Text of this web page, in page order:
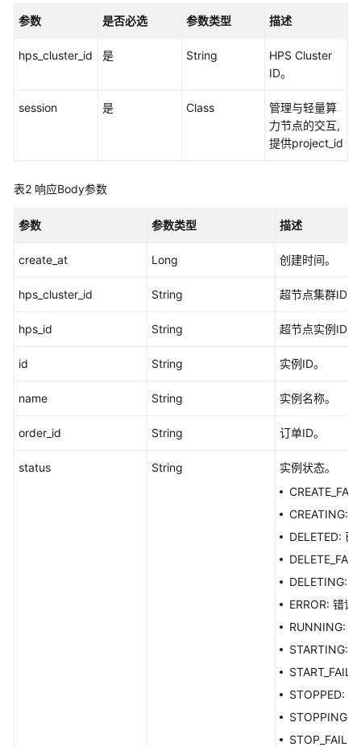
门
数
备
开
型
练
推
型
测
参数 是否必选 参数类型 描述
hps_cluster_id 是 String
HPS Cluster
ID。
session 是 Class
管理与轻量算
力节点的交互,
提供project_id
表2 响应Body参数
参数 参数类型 描述
create_at Long 创建时间。
hps_cluster_id String 超节点集群ID
hps_id String 超节点实例ID
id String 实例ID。
name String 实例名称。
order_id String 订单ID。
status String
实例状态。
CREATING:
DELETED: 已
DELETING:
ERROR: 错误
RUNNING:
STARTING:
STOPPED:
STOPPING: